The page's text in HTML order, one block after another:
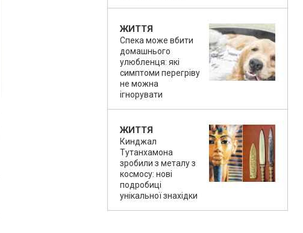
ЖИТТЯ
Спека може вбити
домашнього
улюбленця: які
симптоми перегріву
не можна
ігнорувати
ЖИТТЯ
Кинджал
Тутанхамона
зробили з металу з
космосу: нові
подробиці
унікальної знахідки